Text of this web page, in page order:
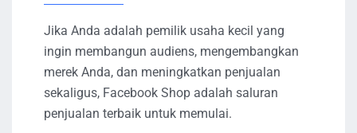
Jika Anda adalah pemilik usaha kecil yang
ingin membangun audiens, mengembangkan
merek Anda, dan meningkatkan penjualan
sekaligus, Facebook Shop adalah saluran
penjualan terbaik untuk memulai.